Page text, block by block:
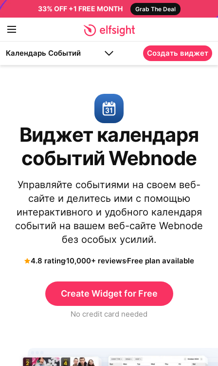
33% OFF +1 FREE MONTH Grab The Deal
Календарь Событий Создать виджет
Виджет календаря
событий Webnode
Управляйте событиями на своем веб-
сайте и делитесь ими с помощью
интерактивного и удобного календаря
событий на вашем веб-сайте Webnode
без особых усилий.
4.8 rating10,000+ reviewsFree plan available
Create Widget for Free
No credit card needed